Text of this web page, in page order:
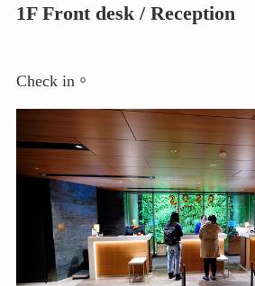
1F Front desk / Reception
Check in。